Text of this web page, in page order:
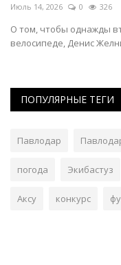
Июль 14, 2026 0 326
О том, чтобы однажды
велосипеде, Денис
ПОПУЛЯРНЫЕ ТЕГИ
Павлодар
погода Экибастуз
Аксу конкурс